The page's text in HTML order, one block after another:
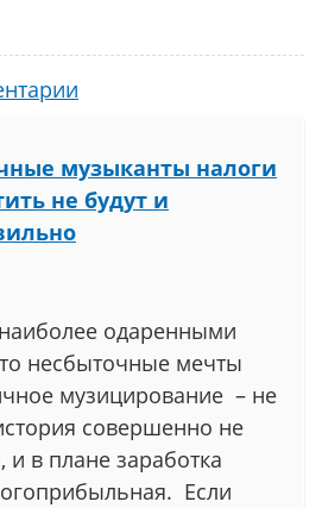
музыканты налоги
не будут и
одаренными
несбыточные мечты
музицирование – не
совершенно не
и в плане заработка
Если